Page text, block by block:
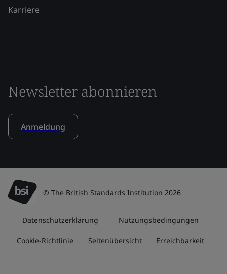
Karriere
Newsletter abonnieren
Anmeldung
© The British Standards Institution 2026
Datenschutzerklärung Nutzungsbedingungen
Cookie-Richtlinie Seitenübersicht Erreichbarkeit